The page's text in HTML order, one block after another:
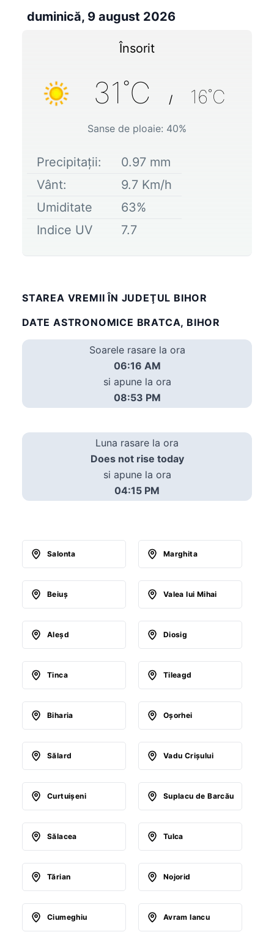
duminică, 9 august 2026
Însorit
31˚C / 16˚C
Sanse de ploaie: 40%
Precipitații: 0.97 mm
Vânt:
9.7 Km/h
Umiditate
63%
Indice UV
7.7
STAREA VREMII ÎN JUDEŢUL BIHOR
DATE ASTRONOMICE BRATCA, BIHOR
Soarele rasare la ora
06:16 AM
si apune la ora
08:53 PM
Luna rasare la ora
Does not rise today
si apune la ora
04:15 PM
Salonta Marghita
Beiuş Valea lui Mihai
Aleşd Diosig
Tinca Tileagd
Biharia Oşorhei
Sălard Vadu Crişului
Curtuişeni Suplacu de Barcău
Sălacea Tulca
Tărian Nojorid
Ciumeghiu Avram Iancu